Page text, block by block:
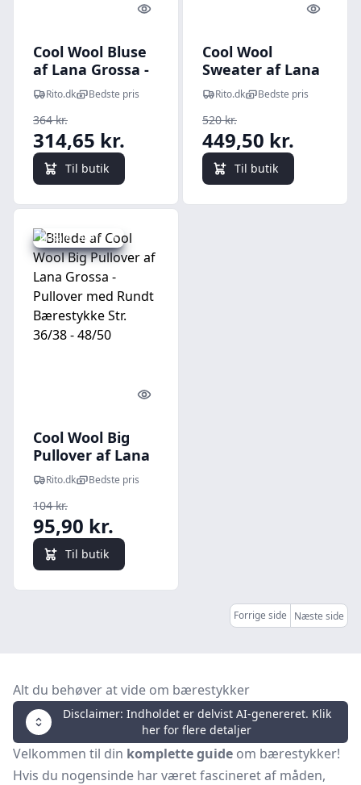
Quick look
Cool Wool Bluse
af Lana Grossa -
Bluse med Rundt
Bærestykke
Strikkeopskrift
Str. 36/38 - 48/50
Rito.dk Bedste pris
364 kr.
314,65 kr.
Til butik
Quick
Cool Wool
Sweater af Lana
Grossa - Sweater
med Rundt
Bærestykke Str.
36/38 - 48/50
Rito.dk Bedste pris
520 kr.
449,50 kr.
Til butik
Udsalg - spar 7 %
Quick look
Cool Wool Big
Pullover af Lana
Grossa -Pullover
med Rundt
Bærestykke Str.
36/38 - 48/50
Rito.dk Bedste pris
104 kr.
95,90 kr.
Til butik
Forrige side Næste side
Alt du behøver at vide om bærestykker
Disclaimer: Indholdet er delvist AI-genereret. Klik
her for flere detaljer
Velkommen til din komplette guide om bærestykker!
Hvis du nogensinde har været fascineret af måden,